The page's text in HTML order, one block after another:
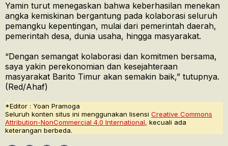
Yamin turut menegaskan bahwa keberhasilan menekan
angka kemiskinan bergantung pada kolaborasi seluruh
pemangku kepentingan, mulai dari pemerintah daerah,
pemerintah desa, dunia usaha, hingga masyarakat.
“Dengan semangat kolaborasi dan komitmen bersama,
saya yakin perekonomian dan kesejahteraan
masyarakat Barito Timur akan semakin baik,” tutupnya.
(Red/Ahaf)
*Editor : Yoan Pramoga
Seluruh konten situs ini menggunakan lisensi Creative Commons
Attribution-NonCommercial 4.0 International, kecuali ada
keterangan berbeda.